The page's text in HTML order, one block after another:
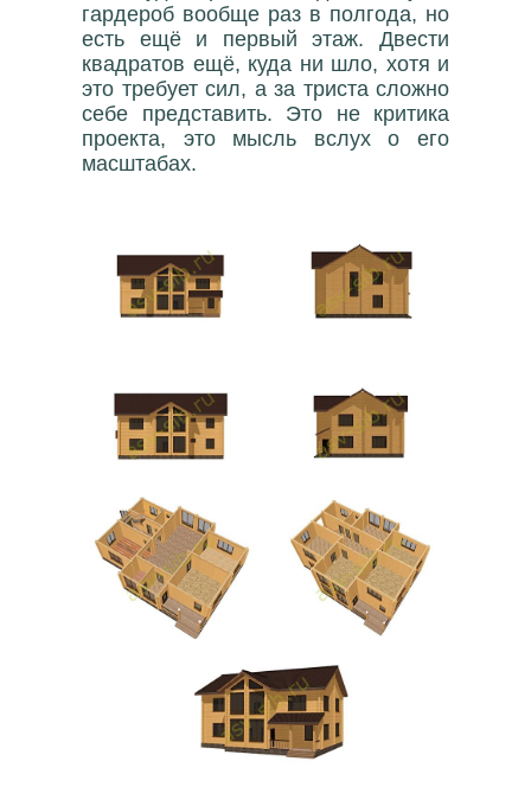
гардероб вообще раз в полгода, но
есть ещё и первый этаж. Двести
квадратов ещё, куда ни шло, хотя и
это требует сил, а за триста сложно
себе представить. Это не критика
проекта, это мысль вслух о его
масштабах.